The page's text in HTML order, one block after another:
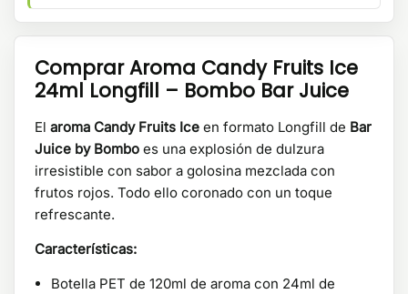
Comprar Aroma Candy Fruits Ice
24ml Longfill – Bombo Bar Juice
El aroma Candy Fruits Ice en formato Longfill de Bar
Juice by Bombo es una explosión de dulzura
irresistible con sabor a golosina mezclada con
frutos rojos. Todo ello coronado con un toque
refrescante.
Características:
Botella PET de 120ml de aroma con 24ml de